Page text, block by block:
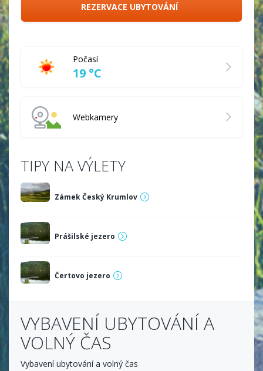
REZERVACE UBYTOVÁNÍ
Počasí
19 °C
Webkamery
TIPY NA VÝLETY
Zámek Český Krumlov
Prášilské jezero
Čertovo jezero
VYBAVENÍ UBYTOVÁNÍ A
VOLNÝ ČAS
Vybavení ubytování a volný čas